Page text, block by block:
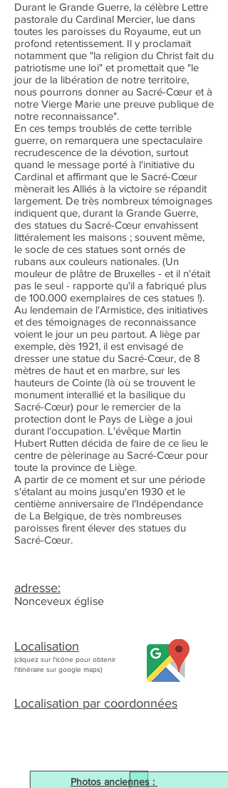
Durant le Grande Guerre, la célèbre Lettre
pastorale du Cardinal Mercier, lue dans
toutes les paroisses du Royaume, eut un
profond retentissement. Il y proclamait
notamment que "la religion du Christ fait du
patriotisme une loi" et promettait que "le
jour de la libération de notre territoire,
nous pourrons donner au Sacré-Cœur et à
notre Vierge Marie une preuve publique de
notre reconnaissance".
En ces temps troublés de cette terrible
guerre, on remarquera une spectaculaire
recrudescence de la dévotion, surtout
quand le message porté à l'initiative du
Cardinal et affirmant que le Sacré-Cœur
mènerait les Alliés à la victoire se répandit
largement. De très nombreux témoignages
indiquent que, durant la Grande Guerre,
des statues du Sacré-Cœur envahissent
littéralement les maisons ; souvent même,
le socle de ces statues sont ornés de
rubans aux couleurs nationales. (Un
mouleur de plâtre de Bruxelles - et il n'était
pas le seul - rapporte qu'il a fabriqué plus
de 100.000 exemplaires de ces statues !).
Au lendemain de l'Armistice, des initiatives
et des témoignages de reconnaissance
voient le jour un peu partout. A liège par
exemple, dès 1921, il est envisagé de
dresser une statue du Sacré-Cœur, de 8
mètres de haut et en marbre, sur les
hauteurs de Cointe (là où se trouvent le
monument interallié et la basilique du
Sacré-Cœur) pour le remercier de la
protection dont le Pays de Liège a joui
durant l'occupation. L'évêque Martin
Hubert Rutten décida de faire de ce lieu le
centre de pèlerinage au Sacré-Cœur pour
toute la province de Liège.
A partir de ce moment et sur une période
s'étalant au moins jusqu'en 1930 et le
centième anniversaire de l'Indépendance
de La Belgique, de très nombreuses
paroisses firent élever des statues du
Sacré-Cœur.
adresse:
Nonceveux église
Localisation
(cliquez sur l'icône pour obtenir
l'itinéraire sur google maps)
Localisation par coordonnées
Photos anciennes :